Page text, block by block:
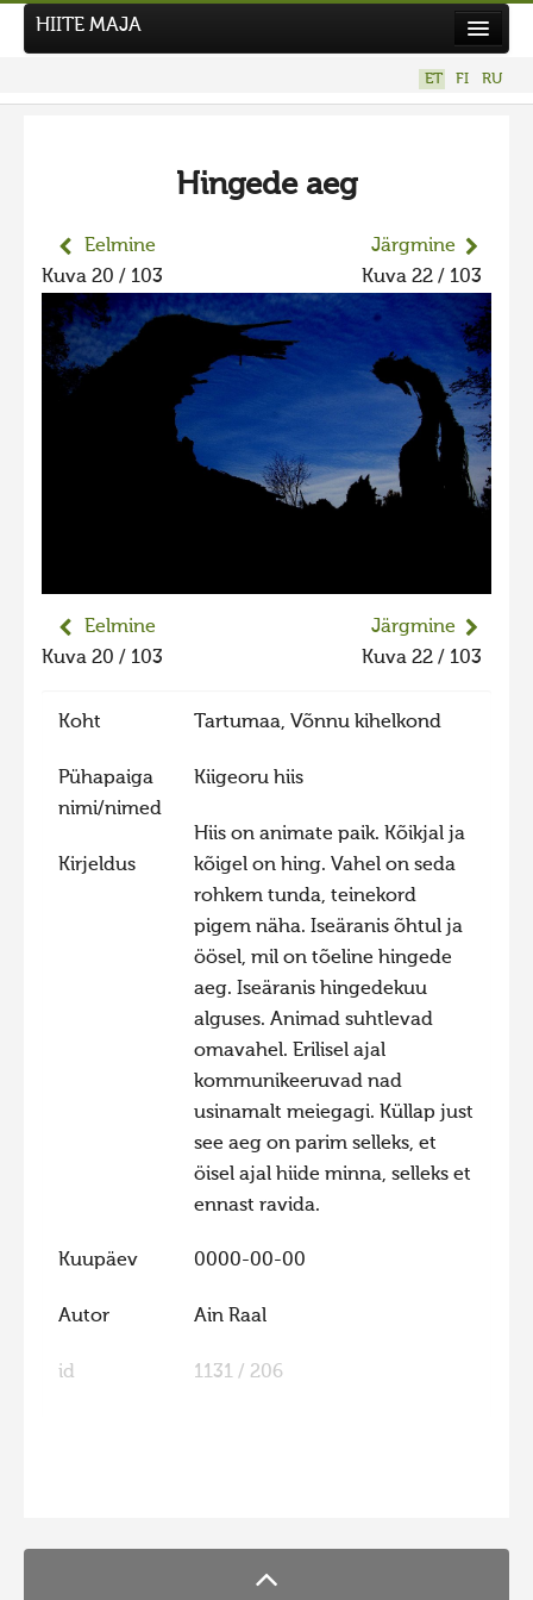
Uudised
Tegutse
Kuvavõistlused
UUS KUVAVÕISTLUS
Hiite kuvavõistlus 2026
VANEMAD KUVAVÕISTLUSED
Hiite kuvavõistlus 2025
Hiite kuvavõistlus 2024
Hiite kuvavõistlus 2023
Hiite kuvavõistlus 2023 lisa
Liikuvad kuvad 2023
Hiite kuvavõistlus 2022 lisa
Liikuvad kuvad 2022
Hiite kuvavõistlus 2021 lisa
Liikuvad kuvad 2021
Hiite kuvavõistlus 2020 lisa
Liikuvad kuvad 2020
Hiite kuvavõistlus 2018
Hiite kuvavõistlus 2017
HIITE MAJA
ET FI RU
Hingede aeg
Eelmine
Kuva 20 / 103
Järgmine
Kuva 22 / 103
Eelmine
Kuva 20 / 103
Järgmine
Kuva 22 / 103
Koht Tartumaa, Võnnu kihelkond
Pühapaiga
nimi/nimed
Kiigeoru hiis
Kirjeldus
Hiis on animate paik. Kõikjal ja
kõigel on hing. Vahel on seda
rohkem tunda, teinekord
pigem näha. Iseäranis õhtul ja
öösel, mil on tõeline hingede
aeg. Iseäranis hingedekuu
alguses. Animad suhtlevad
omavahel. Erilisel ajal
kommunikeeruvad nad
usinamalt meiegagi. Küllap just
see aeg on parim selleks, et
öisel ajal hiide minna, selleks et
ennast ravida.
Kuupäev 0000-00-00
Autor Ain Raal
id 1131 / 206